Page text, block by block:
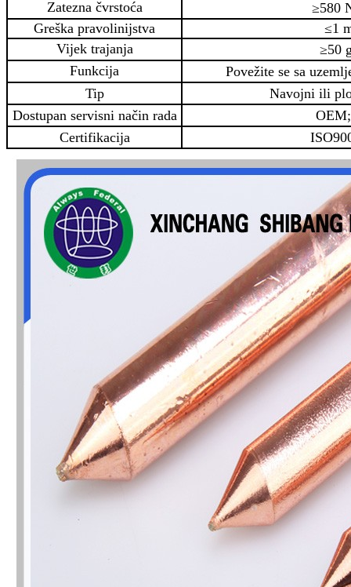
Zatezna čvrstoća
≥580
Greška pravolinijstva
≤1
Vijek trajanja
≥50
Funkcija
Povežite se sa
Tip
Navojni ili
Dostupan servisni način rada
Certifikacija